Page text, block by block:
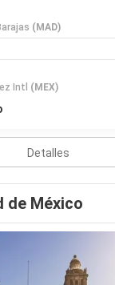
(MAD)
Intl (MEX)
Detalles
de México